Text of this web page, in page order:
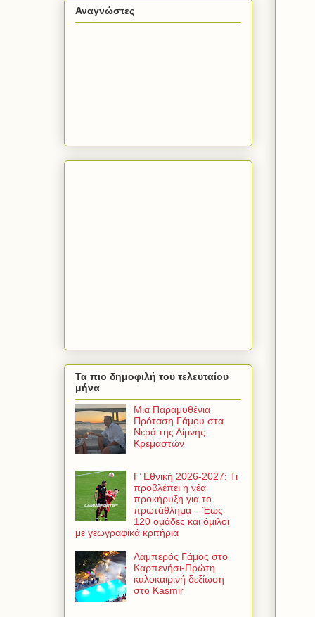
Αναγνώστες
Τα πιο δημοφιλή του τελευταίου
μήνα
Μια Παραμυθένια
Πρόταση Γάμου στα
Νερά της Λίμνης
Κρεμαστών
Γ’ Εθνική 2026-2027: Τι
προβλέπει η νέα
προκήρυξη για το
πρωτάθλημα – Έως
120 ομάδες και όμιλοι
με γεωγραφικά κριτήρια
Λαμπερός Γάμος στο
Καρπενήσι-Πρώτη
καλοκαιρινή δεξίωση
στο Kasmir